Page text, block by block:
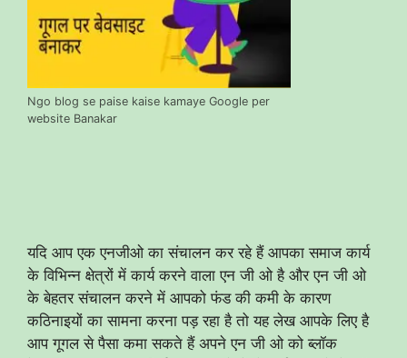
Ngo blog se paise kaise kamaye Google per
website Banakar
यदि आप एक एनजीओ का संचालन कर रहे हैं आपका समाज कार्य
के विभिन्न क्षेत्रों में कार्य करने वाला एन जी ओ है और एन जी ओ
के बेहतर संचालन करने में आपको फंड की कमी के कारण
कठिनाइयों का सामना करना पड़ रहा है तो यह लेख आपके लिए है
आप गूगल से पैसा कमा सकते हैं अपने एन जी ओ को ब्लॉक